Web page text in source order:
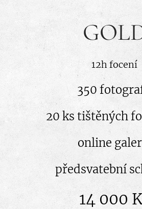
12h focení
350
20 ks tištěných
online
předsvatební
14 000